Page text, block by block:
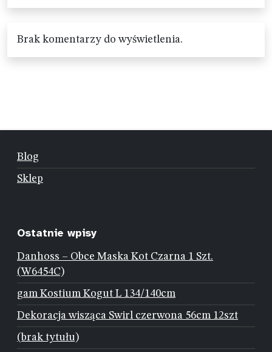
Brak komentarzy do wyświetlenia.
Blog
Sklep
Ostatnie wpisy
Danhoss – Obce Maska Kot Czarna 1 Szt.
(W6454C)
gam Kostium Kogut L 134/140cm
Dekoracja wisząca Swirl czerwona 56cm 12szt
(brak tytułu)